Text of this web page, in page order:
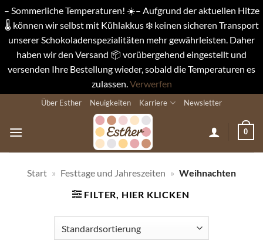
– Sommerliche Temperaturen! ☀️– Aufgrund der aktuellen Hitze
🌡️ können wir selbst mit Kühlakkus ❄️ keinen sicheren Transport
unserer Schokoladenspezialitäten mehr gewährleisten. Daher
haben wir den Versand 📦 vorübergehend eingestellt und
versenden Ihre Bestellung wieder, sobald die Temperaturen es
zulassen.Verwerfen
springen
Über Esther Neuigkeiten Karriere Newsletter
0
Start » Festtage und Jahreszeiten » Weihnachten
FILTER, HIER KLICKEN